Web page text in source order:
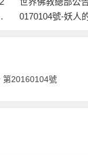
0170104號-妖人
第20160104號